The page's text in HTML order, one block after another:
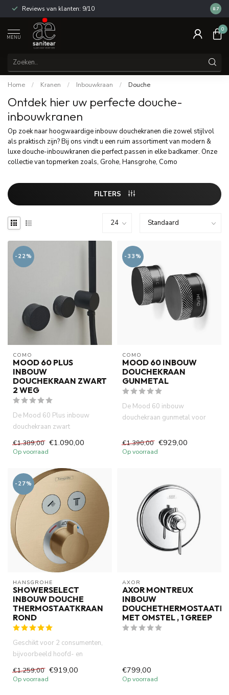
Reviews van klanten: 9/10 14
8.7
MENU
0
Home / Kranen / Inbouwkraan / Douche
Ontdek hier uw perfecte douche-
inbouwkranen
Op zoek naar hoogwaardige inbouw douchekranen die zowel stijlvol
als praktisch zijn? Bij ons vindt u een ruim assortiment van modern &
luxe douche-inbouwkranen die perfect passen in elke badkamer. Onze
collectie van topmerken zoals, Grohe, Hansgrohe, Como
FILTERS
-22%
COMO
MOOD 60 PLUS
INBOUW
DOUCHEKRAAN ZWART
2 WEG
De Mood 60 Plus inbouw
douchekraan zwart
een luxe s...
€1.389,00 €1.090,00
Op voorraad
-33%
COMO
MOOD 60 INBOUW
DOUCHEKRAAN
GUNMETAL
De Mood 60 inbouw
douchekraan gunmetal voor
messi...
€1.390,00 €929,00
Op voorraad
-27%
HANSGROHE
SHOWERSELECT
INBOUW DOUCHE
THERMOSTAATKRAAN
ROND
Geschikt voor 2 consumenten,
bijvoorbeeld hoofd- en
€1.259,00 €919,00
Op voorraad
AXOR
AXOR MONTREUX
INBOUW
MET OMSTEL , 1 GREEP
€799,00
Op voorraad